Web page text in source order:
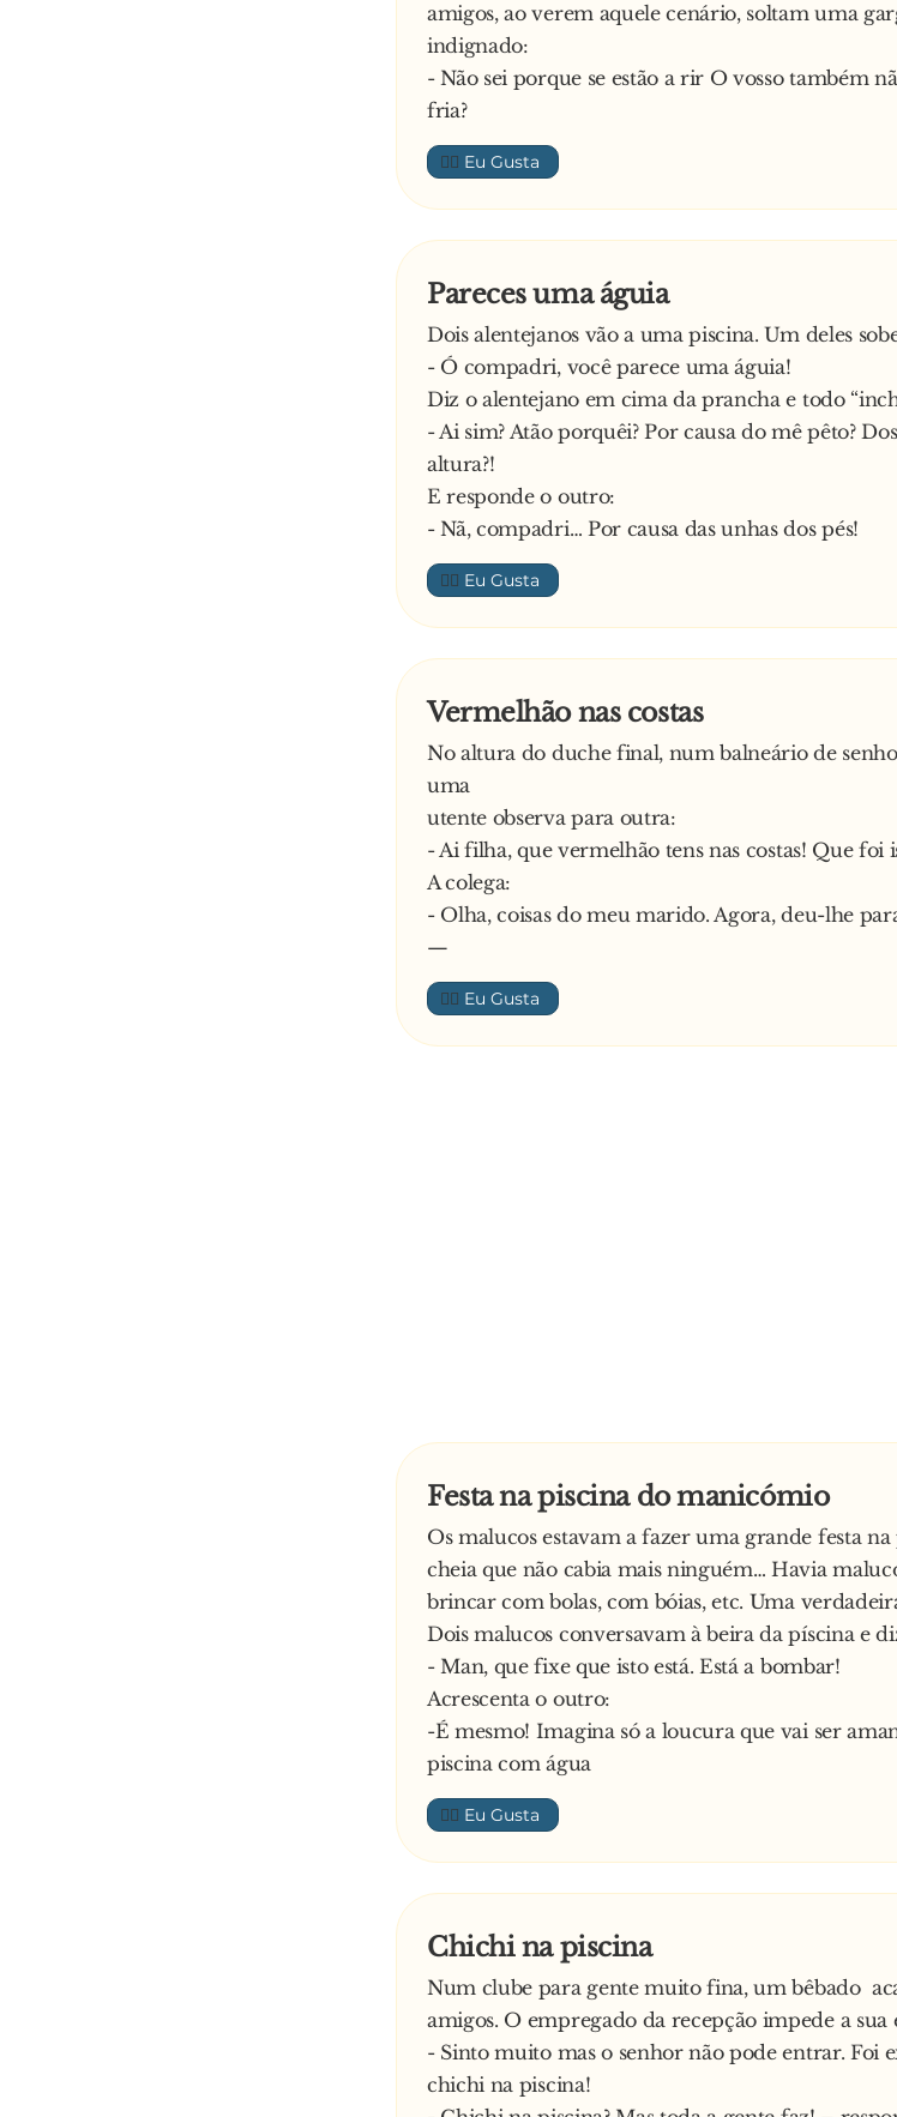
amigos, ao verem aquele cenário, soltam uma
indignado:
- Não sei porque se estão a rir O vosso também
fria?
👍🏼
Pareces uma águia
Dois alentejanos vão a uma piscina. Um deles
- Ó compadri, você parece uma águia!
Diz o alentejano em cima da prancha e todo
- Ai sim? Atão porquêi? Por causa do mê pêto?
altura?!
E responde o outro:
- Nã, compadri… Por causa das unhas dos pés!
👍🏼
Vermelhão nas costas
No altura do duche final, num balneário de
uma
utente observa para outra:
- Ai filha, que vermelhão tens nas costas! Que foi
A colega:
- Olha, coisas do meu marido. Agora, deu-lhe
—
👍🏼
Festa na piscina do manicómio
Os malucos estavam a fazer uma grande festa
cheia que não cabia mais ninguém… Havia
brincar com bolas, com bóias, etc. Uma
Dois malucos conversavam à beira da píscina e
- Man, que fixe que isto está. Está a bombar!
Acrescenta o outro:
-É mesmo! Imagina só a loucura que vai ser
piscina com água
👍🏼
Chichi na piscina
Num clube para gente muito fina, um bêbado
amigos. O empregado da recepção impede a sua
- Sinto muito mas o senhor não pode entrar. Foi
chichi na piscina!